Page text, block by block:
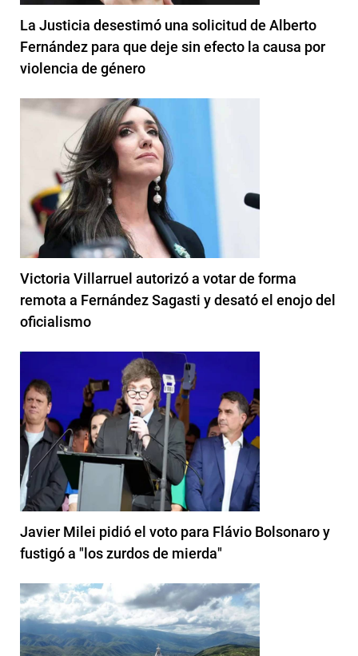
La Justicia desestimó una solicitud de Alberto
Fernández para que deje sin efecto la causa por
violencia de género
Victoria Villarruel autorizó a votar de forma
remota a Fernández Sagasti y desató el enojo del
oficialismo
Javier Milei pidió el voto para Flávio Bolsonaro y
fustigó a "los zurdos de mierda"